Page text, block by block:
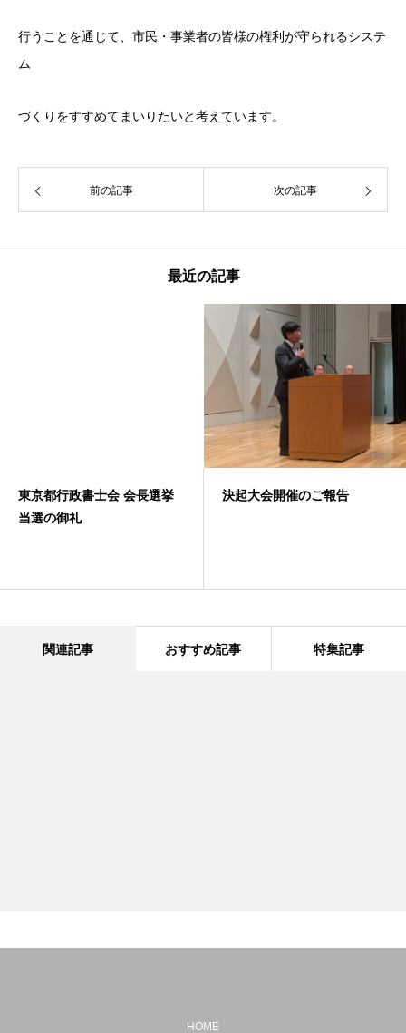
行うことを通じて、市民・事業者の皆様の権利が守られるシステ
ム
づくりをすすめてまいりたいと考えています。
前の記事 次の記事
最近の記事
都行政書士会 会長選挙
の御礼
決起大会開催のご報告
関連記事 おすすめ記事 特集記事
HOME